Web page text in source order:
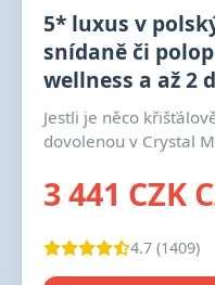
5* luxus v
snídaně či
wellness a až 2
Jestli je něco
dovolenou v Crystal
3 441 CZK
4.7 (1409)